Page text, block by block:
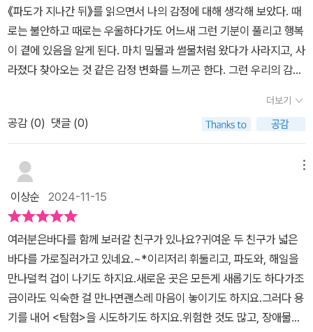
《파도가 지나간 뒤》를 읽으면서 나의 감정에 대해 생각해 보았다. 때
로는 불안하고 때로는 우울하다가도 어느새 그런 기분이 풀리고 행복
이 곁에 있음을 알게 된다. 마치 밀물과 썰물처럼 왔다가 사라지고, 사
라졌다 찾아오는 것 같은 감정 변화를 느끼곤 한다. 그런 우리의 감정
말로 우리는 진정으로 행복해짐을 느낀다. 친구와 함께 모험을 떠나
게 된다. 끝이 보이지 않는 길을 가다 보니 불안한 듯 보이지만 저 멀
리 보이는 섬을 발견한다. 그리고 새로운 것을 마주하고 설레기 시작
한다. 그렇게 각자 모험을 떠나다 보니 길을 잃게 되고 서로를 잃어버
보지 못한 나와 마주하게 된다. 낯선 장소에서 낯선 누군가와의 만남
은 두렵기도 하지만, 혼자가 아닌 둘이 되어 서로에게 정을 느끼게 되
고 가까워지게 된다. 그런 가까워진 마음들이 모여 어느새 낯설었던
곳에서의 생활도 익숙해진다. 그곳에서 나를 바라보고 있는 이들과의
하루, 그리고 그곳에서의 생활이 적응되어 가고 있음을 표정으로 느
낄 수 있다. 헤어졌던 친구가 그리워지고, 그리고 다시 만나게 된 친구
로 행복은 더 커진다. 그렇게 다시 만난 친구들은 행복했던 것도 잠시
더보기
공감 (0) 댓글 (0)
이상순 2024-11-15
여러분은바다를 함께 보러갈 친구가 있나요?귀여운 두 친구가 넓은
바다를 가로질러가고 있네요.~*이리저리 휘둘리고, 파도와, 해일을
만나덜컥 겁이 나기도 하지요.새로운 곳은 모든게 새롭기도 하다가조
금이라도 익숙한 걸 만나면괜스레 마음이 놓이기도 하지요.그러다 용
기를 내어 <탐험>을 시도하기도 하지요.위험한 것도 많고, 장애물도